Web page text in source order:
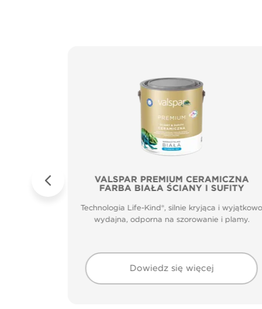
VALSPAR PREMIUM CERAMICZNA
FARBA BIAŁA ŚCIANY I SUFITY
Technologia Life-Kind®, silnie kryjąca i wyjątkowo
wydajna, odporna na szorowanie i plamy.
Dowiedz się więcej